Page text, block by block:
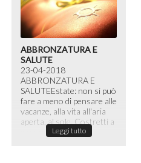
ABBRONZATURA E
SALUTE
23-04-2018
ABBRONZATURA E
SALUTE​ Estate: non si può
fare a meno di pensare alle
vacanze, alla vita all'aria
aperta, al sole. Costretti a
passare la maggior ...
Leggi tutto